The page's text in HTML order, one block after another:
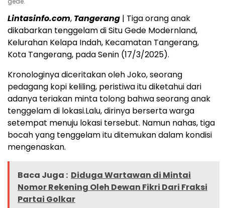
Lintasinfo.com, Tangerang | Tiga orang anak
dikabarkan tenggelam di Situ Gede Modernland,
Kelurahan Kelapa Indah, Kecamatan Tangerang,
Kota Tangerang, pada Senin (17/3/2025).
Kronologinya diceritakan oleh Joko, seorang
pedagang kopi keliling, peristiwa itu diketahui dari
adanya teriakan minta tolong bahwa seorang anak
tenggelam di lokasi.Lalu, dirinya berserta warga
setempat menuju lokasi tersebut. Namun nahas, tiga
bocah yang tenggelam itu ditemukan dalam kondisi
mengenaskan.
Baca Juga : ‎Diduga Wartawan di Mintai
Nomor Rekening Oleh Dewan Fikri Dari Fraksi
Partai Golkar